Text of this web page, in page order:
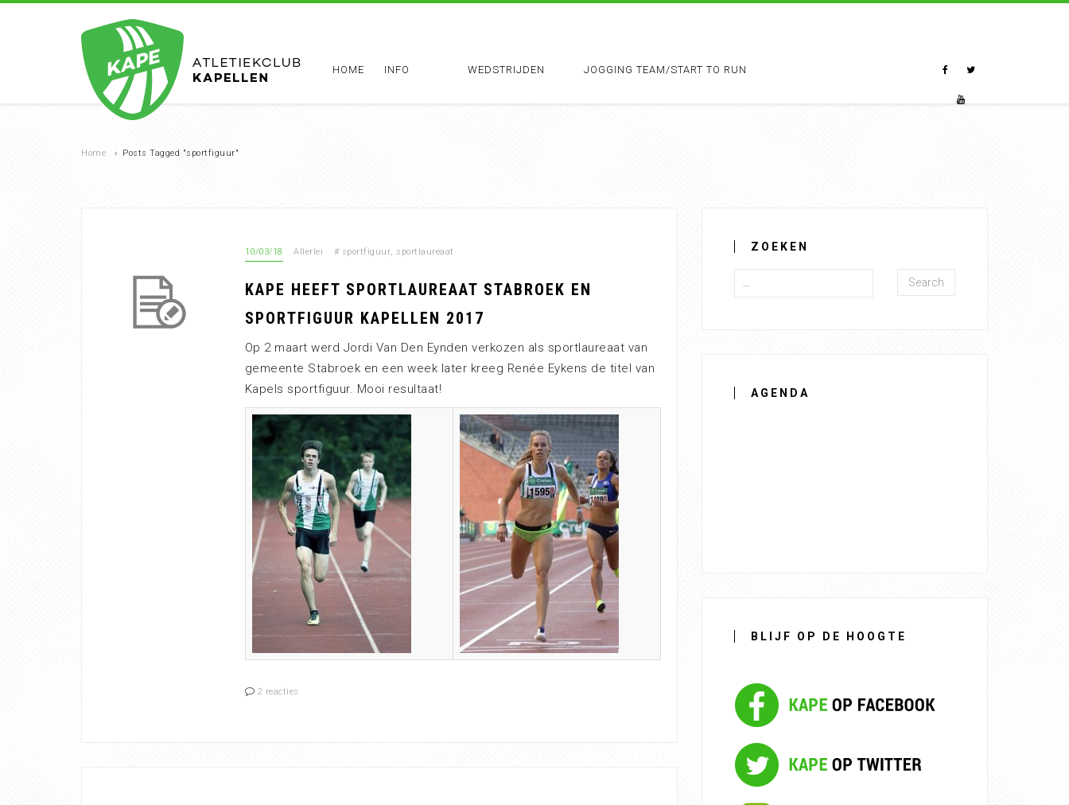
HOME INFO WEDSTRIJDEN JOGGING TEAM/START TO RUN
Home › Posts Tagged "sportfiguur"
10/03/18 Allerlei # sportfiguur, sportlaureaat
KAPE HEEFT SPORTLAUREAAT STABROEK EN
SPORTFIGUUR KAPELLEN 2017
Op 2 maart werd Jordi Van Den Eynden verkozen als sportlaureaat van
gemeente Stabroek en een week later kreeg Renée Eykens de titel van
Kapels sportfiguur. Mooi resultaat!
2 reacties
ZOEKEN
Search
AGENDA
BLIJF OP DE HOOGTE